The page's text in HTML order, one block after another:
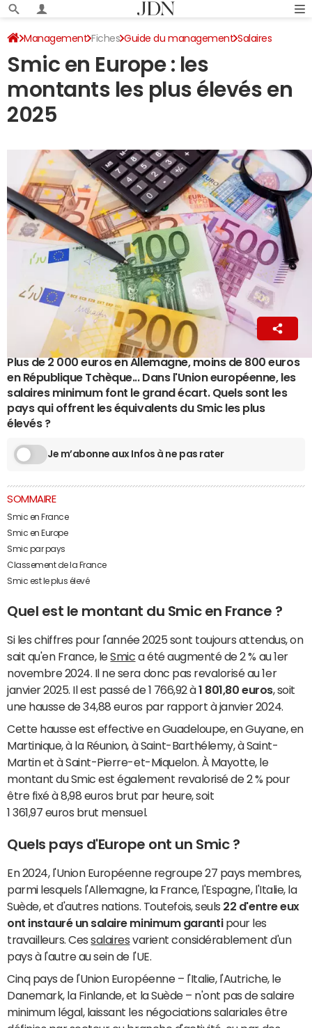
Management Fiches Guide du management Salaires
Smic en Europe : les
montants les plus élevés en
2025
La Rédaction
3 décembre 2024 17:59
Plus de 2 000 euros en Allemagne, moins de 800 euros
en République Tchèque... Dans l'Union européenne, les
salaires minimum font le grand écart. Quels sont les
pays qui offrent les équivalents du Smic les plus
élevés ?
Je m’abonne aux Infos à ne pas rater
SOMMAIRE
Smic en France
Smic en Europe
Smic par pays
Classement de la France
Smic est le plus élevé
Quel est le montant du Smic en France ?
Si les chiffres pour l'année 2025 sont toujours attendus, on
sait qu'en France, leSmic a été augmenté de 2 % au 1er
novembre 2024. Il ne sera donc pas revalorisé au 1er
janvier 2025. Il est passé de 1 766,92 à1 801,80 euros, soit
une hausse de 34,88 euros par rapport à janvier 2024.
Cette hausse est effective en Guadeloupe, en Guyane, en
Martinique, à la Réunion, à Saint-Barthélemy, à Saint-
Martin et à Saint-Pierre-et-Miquelon. À Mayotte, le
montant du Smic est également revalorisé de 2 % pour
être fixé à 8,98 euros brut par heure, soit
1 361,97 euros brut mensuel.
Quels pays d'Europe ont un Smic ?
En 2024, l'Union Européenne regroupe 27 pays membres,
parmi lesquels l'Allemagne, la France, l'Espagne, l'Italie, la
Suède, et d'autres nations. Toutefois, seuls 22 d'entre eux
ont instauré un salaire minimum garanti pour les
travailleurs. Cessalaires varient considérablement d'un
pays à l'autre au sein de l'UE.
Cinq pays de l'Union Européenne – l'Italie, l'Autriche, le
Danemark, la Finlande, et la Suède – n'ont pas de salaire
minimum légal, laissant les négociations salariales être